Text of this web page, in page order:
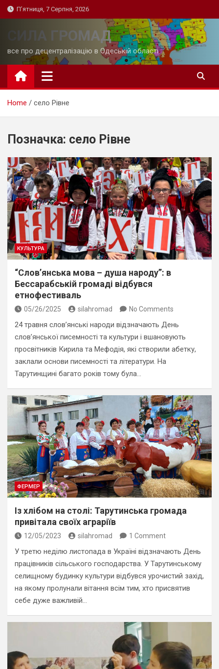
Skip
to
П’ятниця, 7 Серпня, 2026
СИЛА ГРОМАД
все про децентралізацію в Одеській області
Home село Рівне
Позначка: село Рівне
КУЛЬТУРА
“Слов’янська мова – душа народу”: в
Бессарабській громаді відбувся
етнофестиваль
05/26/2025 silahromad No Comments
24 травня слов’янські народи відзначають День
слов’янської писемності та культури і вшановують
просвітників Кирила та Мефодія, які створили абетку,
заклали основи писемності та літератури. На
Тарутинщині багато років тому була…
ФЕРМЕР
Із хлібом на столі: Тарутинська громада
привітала своїх аграріїв
12/05/2023 silahromad 1 Comment
У третю неділю листопада в Україні відзначають День
працівників сільського господарства. У Тарутинському
селищному будинку культури відбувся урочистий захід,
на якому пролунали вітання всім тим, хто присвятив
себе дуже важливій…